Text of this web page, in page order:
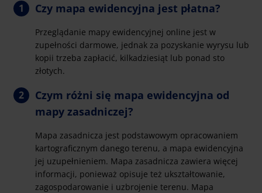
Czy mapa ewidencyjna jest płatna?
Przeglądanie mapy ewidencyjnej online jest w
zupełności darmowe, jednak za pozyskanie wyrysu lub
kopii trzeba zapłacić, kilkadziesiąt lub ponad sto
złotych.
Czym różni się mapa ewidencyjna od
mapy zasadniczej?
Mapa zasadnicza jest podstawowym opracowaniem
kartograficznym danego terenu, a mapa ewidencyjna
jej uzupełnieniem. Mapa zasadnicza zawiera więcej
informacji, ponieważ opisuje też ukształtowanie,
zagospodarowanie i uzbrojenie terenu. Mapa